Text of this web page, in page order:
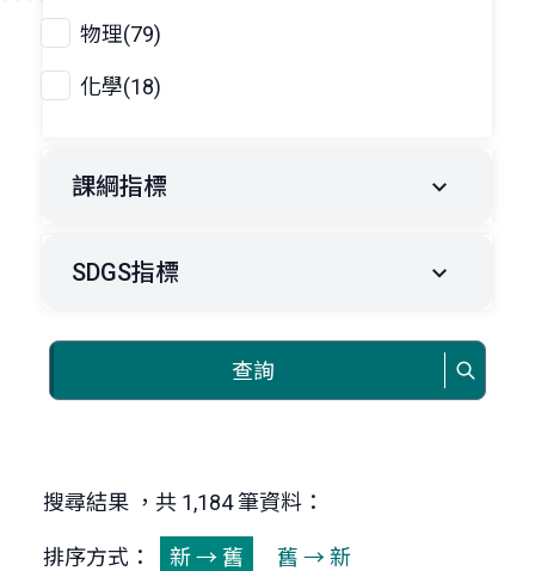
物理(79)
化學(18)
課綱指標
SDGS指標
查詢
搜尋結果 ，共 1,184 筆資料：
排序方式： 新 → 舊 舊 → 新